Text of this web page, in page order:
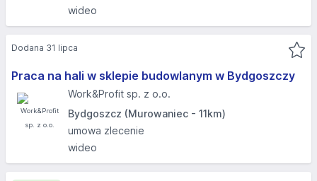
wideo
Praca na hali w sklepie budowlanym w Bydgoszczy
Work&Profit sp. z o.o.
Bydgoszcz (Murowaniec - 11km)
umowa zlecenie
wideo
Dodana 31 lipca